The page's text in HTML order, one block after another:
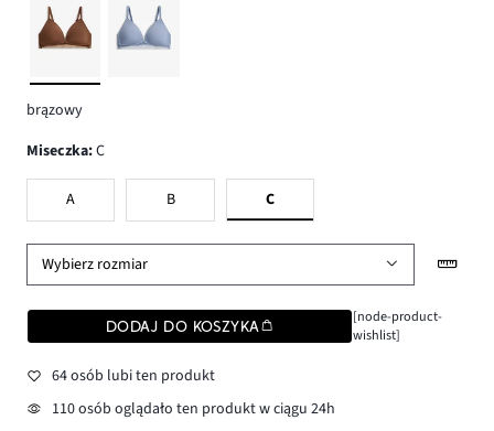
brązowy
Miseczka:C
A B C
Wybierz rozmiar
DODAJ DO KOSZYKA
[node-product-
wishlist]
64 osób lubi ten produkt
110 osób oglądało ten produkt w ciągu 24h